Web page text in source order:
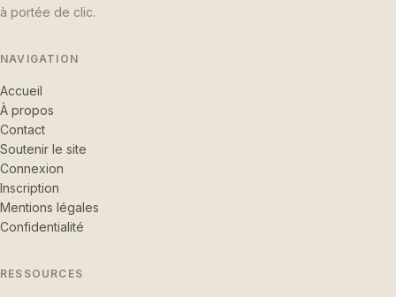
à portée de clic.
NAVIGATION
Accueil
À propos
Contact
Soutenir le site
Connexion
Inscription
Mentions légales
Confidentialité
RESSOURCES